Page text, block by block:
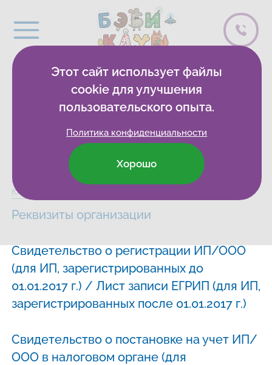
Документы
организации
Развивающие клубы
Новосибирск
Клуб Бэби-клуб на Родниках
Реквизиты организации
Свидетельство о регистрации ИП/ООО
(для ИП, зарегистрированных до
01.01.2017 г.) / Лист записи ЕГРИП (для ИП,
зарегистрированных после 01.01.2017 г.)
Свидетельство о постановке на учет ИП/
ООО в налоговом органе (для
Этот сайт использует файлы
cookie для улучшения
пользовательского опыта.
Политика конфиденциальности
Хорошо